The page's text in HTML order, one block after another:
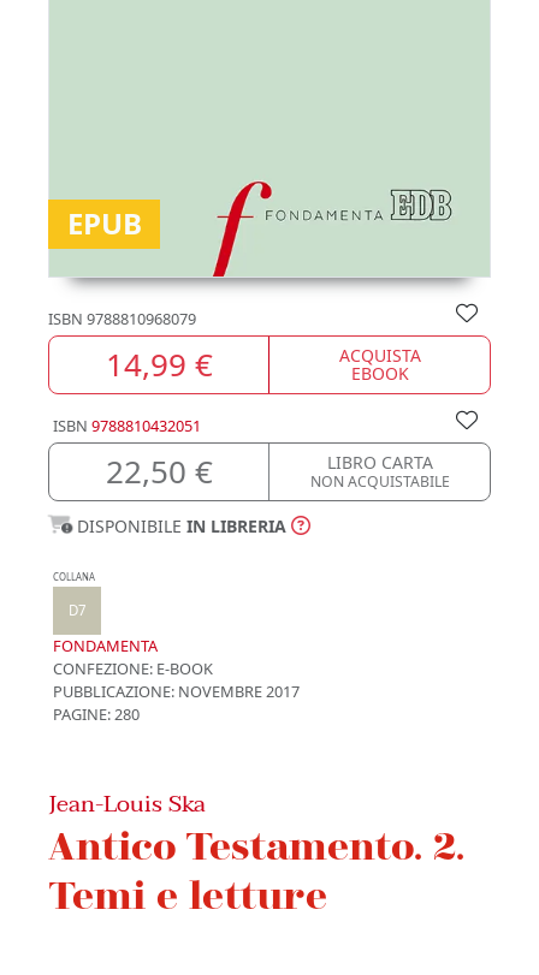
EPUB
ISBN 9788810968079
14,99 € ACQUISTA
EBOOK
ISBN 9788810432051
22,50 € LIBRO CARTA
NON ACQUISTABILE
DISPONIBILE IN LIBRERIA
COLLANA
D7
FONDAMENTA
CONFEZIONE: E-BOOK
PUBBLICAZIONE: NOVEMBRE 2017
PAGINE: 280
Jean-Louis Ska
Antico Testamento. 2.
Temi e letture